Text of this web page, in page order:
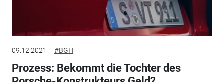
09.12.2021 #BGH
Prozess: Bekommt die Tochter des